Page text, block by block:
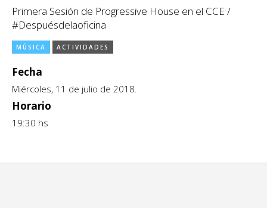
CCE en el interior/libros
Espacio itinerante de lectura infantil
Exposiciones
Formación
Género y Diversidad
Infantil y Juvenil
Letras
Primera Sesión de Progressive House en el CCE /
#Despuésdelaoficina
MÚSICA ACTIVIDADES
Fecha
Miércoles, 11 de julio de 2018.
Horario
19:30 hs